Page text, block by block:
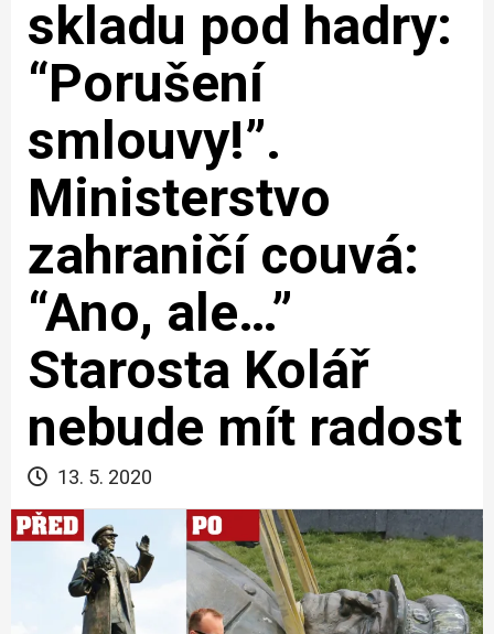
skladu pod hadry:
“Porušení
smlouvy!”.
Ministerstvo
zahraničí couvá:
“Ano, ale…”
Starosta Kolář
nebude mít radost
13. 5. 2020